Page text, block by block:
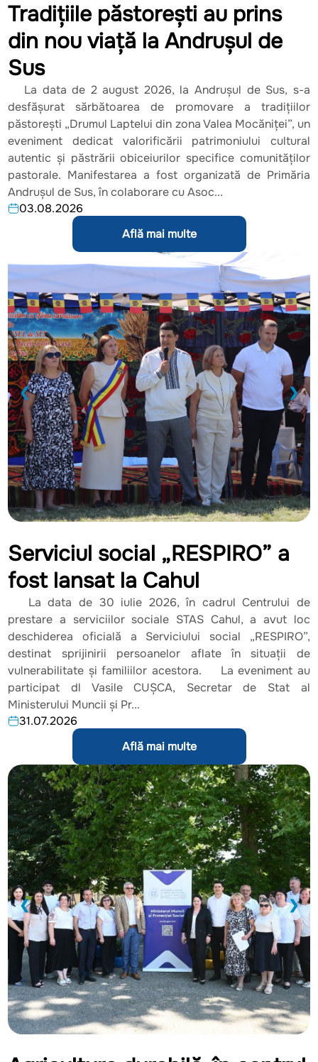
Tradițiile păstorești au prins
din nou viață la Andrușul de
Sus
La data de 2 august 2026, la Andrușul de Sus, s-a
desfășurat sărbătoarea de promovare a tradițiilor
păstorești „Drumul Laptelui din zona Valea Mocăniței”, un
eveniment dedicat valorificării patrimoniului cultural
autentic și păstrării obiceiurilor specifice comunităților
pastorale. Manifestarea a fost organizată de Primăria
Andrușul de Sus, în colaborare cu Asoc...
03.08.2026
Află mai multe
❮ ❯
Serviciul social „RESPIRO” a
fost lansat la Cahul
La data de 30 iulie 2026, în cadrul Centrului de
prestare a serviciilor sociale STAS Cahul, a avut loc
deschiderea oficială a Serviciului social „RESPIRO”,
destinat sprijinirii persoanelor aflate în situații de
vulnerabilitate și familiilor acestora. La eveniment au
participat dl Vasile CUȘCA, Secretar de Stat al
Ministerului Muncii și Pr...
31.07.2026
Află mai multe
❮ ❯